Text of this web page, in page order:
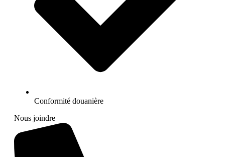
Conformité douanière
Nous joindre